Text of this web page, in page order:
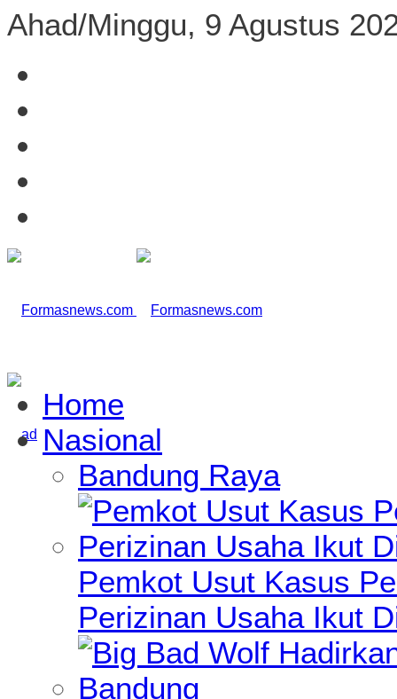
Ahad/Minggu, 9 Agustus
Home
Nasional
Bandung Raya
Pemkot Usut Kasus
Perizinan Usaha Ikut